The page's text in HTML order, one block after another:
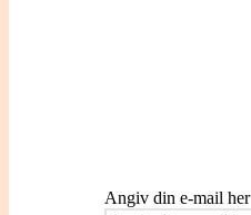
Angiv din e-mail her